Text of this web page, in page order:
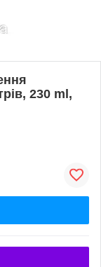
230 ml,